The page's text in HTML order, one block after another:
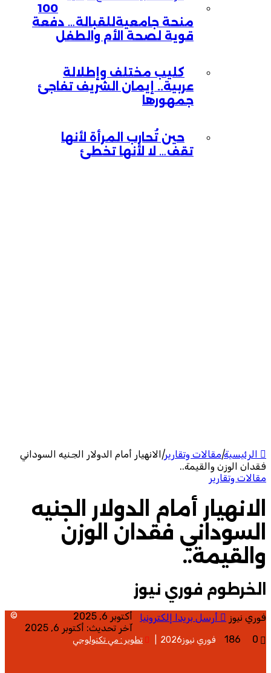
100
منحة جامعيةللقبالة… دفعة
قوية لصحة الأم والطفل
كليب مختلف وإطلالة
عربية.. إيمان الشريف تفاجئ
جمهورها
حين تُحارب المرأة لأنها
تقف… لا لأنها تخطئ
الرئيسية|مقالات وتقارير| الانهيار أمام الدولار الجنيه السوداني
فقدان الوزن والقيمة..
مقالات وتقارير
الانهيار أمام الدولار الجنيه
السوداني فقدان الوزن
والقيمة..
الخرطوم فوري نيوز
فوري نيوز أرسل بريدا إلكترونيا
أكتوبر 6, 2025
آخر تحديث: أكتوبر 6, 2025
0
©
فوري نيوز2026 | تطوير : مي تكنولوجي